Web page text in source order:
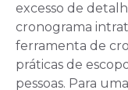
excesso de
cronograma
ferramenta de
práticas de
pessoas. Para